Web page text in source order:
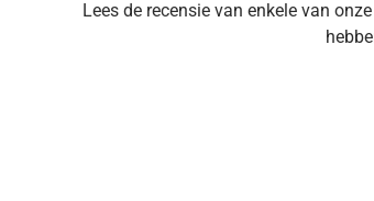
Lees de recensie van enkele van